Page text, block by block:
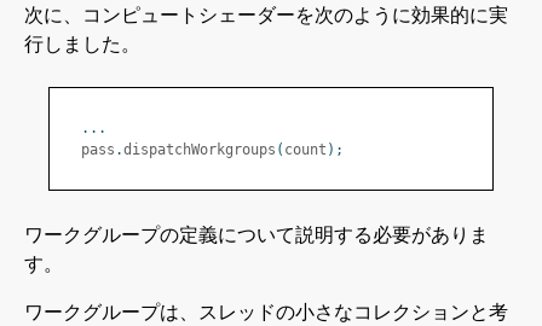
次に、コンピュートシェーダーを次のように効果的に実
行しました。
...
  pass
.dispatchWorkgroups ( count );
ワークグループの定義について説明する必要がありま
す。
ワークグループは、スレッドの小さなコレクションと考